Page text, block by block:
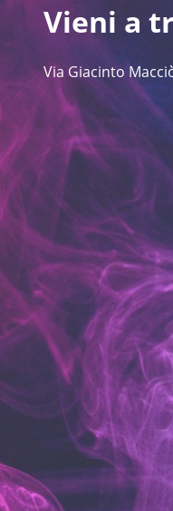
Vieni a
Via Giacinto